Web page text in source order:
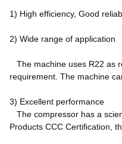
1) High efficiency, Good
2) Wide range of application
The machine uses R22 as
requirement. The machine
3) Excellent performance
The compressor has a
Products CCC Certification,